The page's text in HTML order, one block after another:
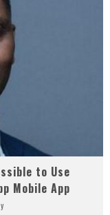
to Use
Mobile App